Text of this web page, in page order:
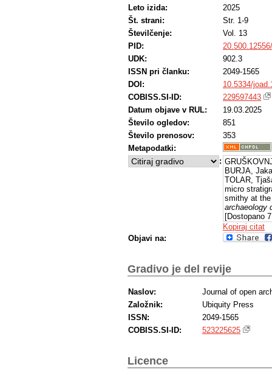
Leto izida:
2025
Št. strani:
Str. 1-9
Številčenje:
Vol. 13
PID:
UDK:
902.3
ISSN pri članku:
2049-1565
DOI:
10.5334/
COBISS.SI-ID:
229597443
Datum objave v RUL:
19.03.2025
Število ogledov:
851
Število prenosov:
353
Metapodatki:
:
BURJA,
TOLAR,
micro
smithy at
archaeology
[Dostopano
https://
Kopiraj citat
Objavi na:
Gradivo je del revije
Naslov:
Journal of open
Založnik:
Ubiquity Press
ISSN:
2049-1565
COBISS.SI-ID:
523225625
Licence